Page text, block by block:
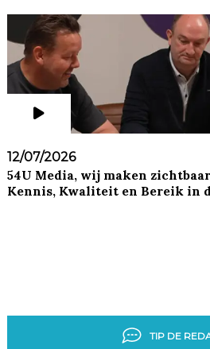
12/07/2026
54U Media, wij maken
Kennis, Kwaliteit en Bereik in
TIP DE